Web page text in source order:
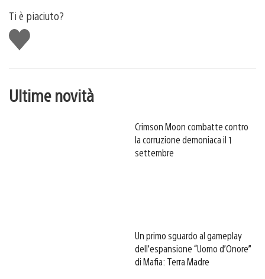
Ti è piaciuto?
Mi
piace
Ultime novità
Crimson Moon combatte contro
la corruzione demoniaca il 1
settembre
Un primo sguardo al gameplay
dell’espansione “Uomo d’Onore”
di Mafia: Terra Madre